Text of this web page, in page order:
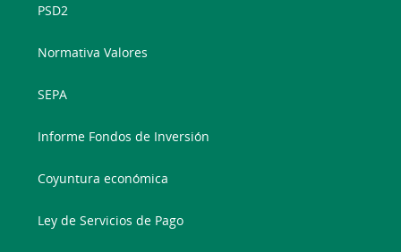
PSD2
Normativa Valores
SEPA
Informe Fondos de Inversión
Coyuntura económica
Ley de Servicios de Pago